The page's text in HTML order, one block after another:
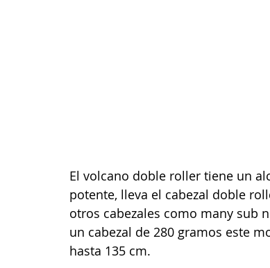
El volcano doble roller tiene un
potente, lleva el cabezal doble
otros cabezales como many sub
un cabezal de 280 gramos este
hasta 135 cm.